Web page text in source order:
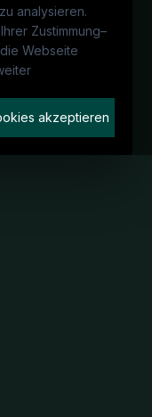
analysieren.
Zustimmung–
Webseite
akzeptieren